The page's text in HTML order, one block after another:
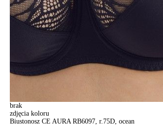
brak
zdjęcia koloru
Biustonosz CE AURA RB6097, r.75D, ocean